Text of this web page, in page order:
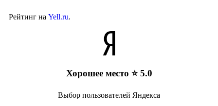
Рейтинг на Yell.ru.
Хорошее место ⭐ 5.0
Выбор пользователей Яндекса